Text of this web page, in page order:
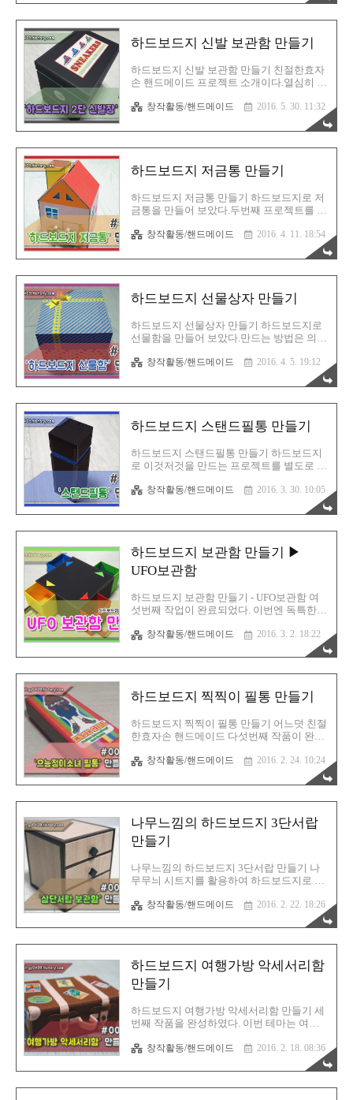
이번에는 3단으로 만들어 봤습니다. 제가 실
수로 만들면서 도면..
성이 좋단 말인가? 피가되고 살이되는 블로
그, 친절한효자손 취미생활!글, 사진 및 이미
작권의 반대개념으로, "모든것을 공유한다"
하시라는 개념이 아니라, 내용을 응용해서
가져가시라는 말씀입니다##사진과 이미지
보드지 멀티탭 정리함 만들기 준비물은 하드
보드지만 있으면 되고, 나머지 기본 도구들
인 자, 가위, 칼, 마스킹테이프만 준비되면 되
하드보드지 신발 보관함 만들기
하드보드지 신발 보관함 만들기 친절한효자
손 핸드메이드 프로젝트 소개이다.열심히 만
밀려있는 상황이라, 이런게 있다고만 만천하
에 알리려고 한다.그러므로, 자세한 내용은
직접 해당주소로 가서 확인하면 될 것 같다.
피가되고 살이되는 블로그! 친절한효자손의
유길용#CopyLeft(C) 는 저작권의 반대개념
드보드지로 만드는 2단 신발 보관상자 이렇
게 만들었다. 이쁘지 아니한가?이제 이곳에
한번 적당한 신발을 찾아서... 여러가지 아이
그렸다.이미지들은 모두 친절한효자손 핸드
창작활동/핸드메이드 2016. 5. 30. 11:32
하드보드지 저금통 만들기
하드보드지 저금통 만들기 하드보드지로 저
금통을 만들어 보았다.두번째 프로젝트를 진
모두 연재하고 있다.관심있는 분들은 오른쪽
상단의 친절한효자손 핸드메이드 유튜브 영
상을 보시기를 바라겠다. 피가되고 살이되는
블로그! 친절한효자손의 취미생활!글, 사진
#CopyLeft(C) 는 저작권의 반대개념으로 "모
저금통 만들기 우선 동영상을 못보신 분들이
있따면, 우선 먼저 영상부터 보고 오시는 것
재밌을 것이다. 집모양 형태를 띄는 저금통
이다.제일 위로 동전을 넣고, 저기 문을 열고
돈이 나올 수 있도록 설계하였다. 열리면 안
창작활동/핸드메이드 2016. 4. 11. 18:54
하드보드지 선물상자 만들기
하드보드지 선물상자 만들기 하드보드지로
선물함을 만들어 보았다.만드는 방법은 의외
기를 바란다.기본적으로 지금까지 나왔던 방
법으로 충분히 써먹을 수 있다. 피가되고 살
이되는 블로그! 친절한효자손의 취미생활!
글, 사진 및 이미지 ▶ CopyLeft(C) 유길용
든것을 공유한다"는 뜻 입니다# 친절한효자
고, 기본케이스를 먼저 만들도록 하자.도면
이나 만드는 과정의 디테일 설명은, 아래의
http://rgyhm.tistory.com/79 모든 기본은 정확
한 측정이다.단 1mm 의 오차가 없도록 최대
한 조절하여 진행하자. 그리고 동영상으로
창작활동/핸드메이드 2016. 4. 5. 19:12
하드보드지 스탠드필통 만들기
하드보드지 스탠드필통 만들기 하드보드지
로 이것저것을 만드는 프로젝트를 별도로 진
시 진행하고 있는데, 나름 인기가 쏘쏘하게
상승중이다.이곳에 굳이 쓰는 이유는, 그렇
다! 홍보를 위해서이다. 피가되고 살이되는
블로그! 친절한효자손의 취미생활!글, 사진
#CopyLeft(C) 는 저작권의 반대개념으로 "모
든것을 공유한다"는 뜻 입니다# 하드보드지
로 만드는 필통! 동영상으로도 제작하였다.
한번 편하게 관람해 보시기를 권장하며,아울
러 구독 및 좋아요를 부탁드린다. 이것에 대
한 디테일한 과정은, 아래의 주소로 들어와
서 확인해 주기를 바란다.
http://rgyhm.tistory.com/70 만드는 과정은 생
각보다 어렵지 않으며, 초보..
창작활동/핸드메이드 2016. 3. 30. 10:05
하드보드지 보관함 만들기 ▶
UFO보관함
하드보드지 보관함 만들기 - UFO보관함 여
섯번째 작업이 완료되었다. 이번엔 독특한
는 과정은 종전처럼 아래쪽에 좌표를 투척해
주겠다.이것을 참고해서 만들고 싶으신 분들
은 도전해 보면 될 것이다. 피가되고 살이되
는 블로그! 친절한효자손의 취미생활!글, 사
#CopyLeft(C) 는 저작권의 반대개념으로 "모
로 UFO 컨샙 보관함을 만들자! 자세한 설명 :
http://rgyhm.tistory.com/64유튜브 영상 : 아
들어 보는 것이다.이 부분은 본문과 유튜브
영상에서 볼 수 있다. 이렇게 완성이 되었다.
이제 위에만 붙이면 본체는 완료..
창작활동/핸드메이드 2016. 3. 2. 18:22
하드보드지 찍찍이 필통 만들기
하드보드지 찍찍이 필통 만들기 어느덧 친절
한효자손 핸드메이드 다섯번째 작품이 완성
또 이렇게 글을 남기는 바이다.이번에는 그
찍찍이를 사용하여 열고 닫을 수 있는 하드
보드지 찍찍이 필통 이고,테마는 예전에 그
렸던 으능정이소녀 를 사용해서 정식명칭은,
는 블로그! 친절한효자손의 취미생활!글, 사
진 및 이미지 ▶ CopyLeft(C) 유길용
#CopyLeft(C) 는 저작권의 반대개념으로 "모
든것을 공유한다"는 뜻 입니다# 으능정이소
녀 필통 제작과정 만드는 과정 이다. 이곳은
맛뵈기로 설명을 하고, 자세한 설명은 아래
의 위치로 가서 확인하기를 바란다.
http://rgyhm.tistory.com/61 그리고 영상으로
도 만들었다..
창작활동/핸드메이드 2016. 2. 24. 10:24
나무느낌의 하드보드지 3단서랍
만들기
나무느낌의 하드보드지 3단서랍 만들기 나
무무늬 시트지를 활용하여 하드보드지로 서
줘서 기분이 무척이나 좋다.혹시라도 못보신
분들을 위해서 다시한번 이곳에 올려보도록
하겠다. 피가되고 살이되는 블로그! 친절한
효자손의 취미생활!글, 사진 및 이미지 ▶
의 반대개념으로 "모든것을 공유한다"는 뜻
입니다# 시트지와 하드보드지의 완벽 콜라
보레이션! 우선 동영상을 보자. 동영상을 이
곳에도 올려놓도록 하겠다.필자가 직접 촬영
하고 찍어서 편집까지 진행한 것이다. 자세
한설명 : http://rgyhm.tistory.com/55 시트지
는 다있는 곳, 다있소에서 구매를 하면 된다.
저렴하게 구매할 수 있다.색상을 못골라서
필자..
창작활동/핸드메이드 2016. 2. 22. 18:26
하드보드지 여행가방 악세서리함
만들기
하드보드지 여행가방 악세서리함 만들기 세
번째 작품을 완성하였다. 이번 테마는 여행
독특하게도 펠트지를 사용하였기에 뭔가 더
따스함이 느껴진다.어디한번 만드는 과정을
지켜보도록 하자. 피가되고 살이되는 블로
그! 친절한효자손의 취미생활!글, 사진 및 이
창작활동/핸드메이드 2016. 2. 18. 08:36